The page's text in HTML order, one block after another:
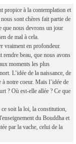
propice à la contemplation et
sont chères fait partie de
que nous devrons un jour
de mal à cela.
vraiment en profondeur.
rendre beau, que nous avons
moments les plus
L’idée de la naissance, de
notre coeur. Mais l’idée de
? Où est-elle allée ? Ce que
soit la loi, la constitution,
du Bouddha et
par la vache, celui de la